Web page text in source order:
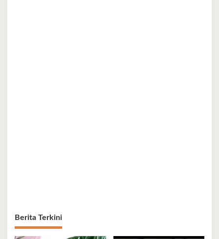
Berita Terkini